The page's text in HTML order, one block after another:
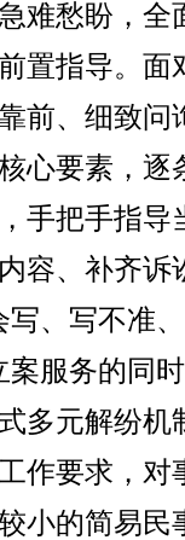
难愁盼，全
置指导。面
前、细致问
心要素，逐
手把手指导
容、补齐诉
写、写不准
案服务的同
多元解纷机
作要求，对
小的简易民